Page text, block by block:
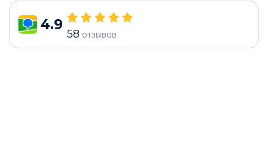
4.9
58 отзывов